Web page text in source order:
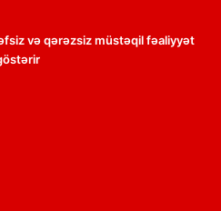
və qərəzsiz müstəqil fəaliyyət